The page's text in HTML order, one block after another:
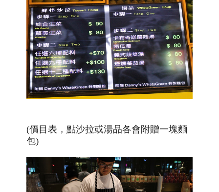
(價目表，點沙拉或湯品各會附贈一塊麵
包)